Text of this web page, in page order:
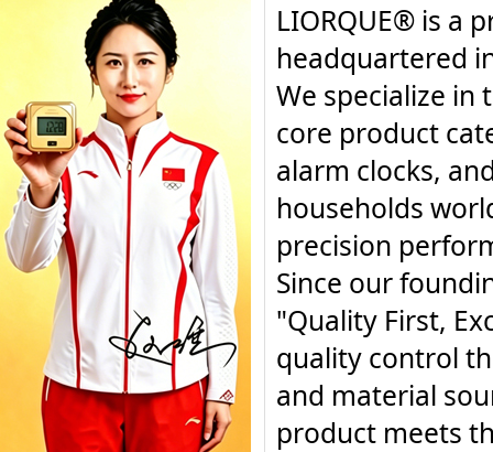
LIORQUE® is a
headquartered
We specialize
core product
alarm clocks,
households
precision
Since our
"Quality First,
quality control
and material
product meets